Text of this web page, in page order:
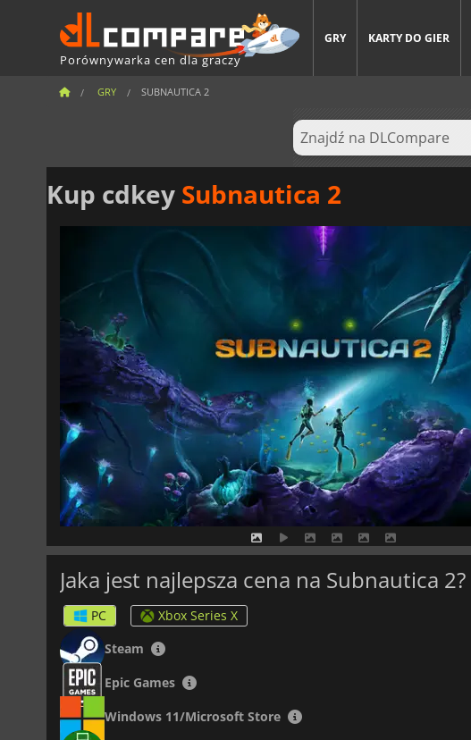
Porównywarka cen dla graczy
GRY KARTY DO GIER
GRY SUBNAUTICA 2
Kup cdkey Subnautica 2
Jaka jest najlepsza cena na Subnautica 2?
PC
Xbox Series X
Steam
Epic Games
Windows 11/Microsoft Store